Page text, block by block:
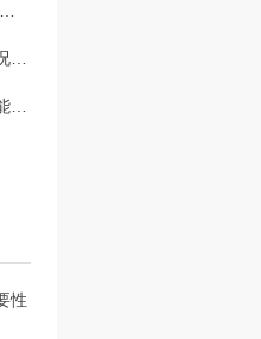
成都阻火圈对城市 的重要性探讨
成都市内阻火圈设置情况揭秘
成都阻火圈的形成及功能解析
性